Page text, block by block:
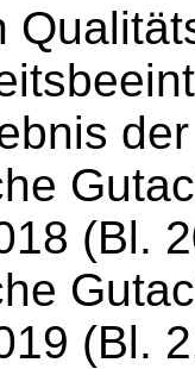
(Bl.
(Bl.